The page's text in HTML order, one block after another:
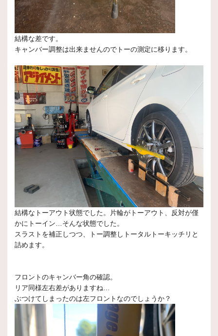
結構な差です。
キャンバー調整は出来ませんのでトーの測定に移ります。
結構なトーアウト状態でした。片輪がトーアウト、反対が僅
かにトーイン…そんな状態でした。
スラストを補正しつつ、トー調整しトータルトーキッチリと
詰めます。
フロントのキャンバー角の確認。
リア同様左右差がありますね…
ぶつけてしまったのは左フロントなのでしょうか？